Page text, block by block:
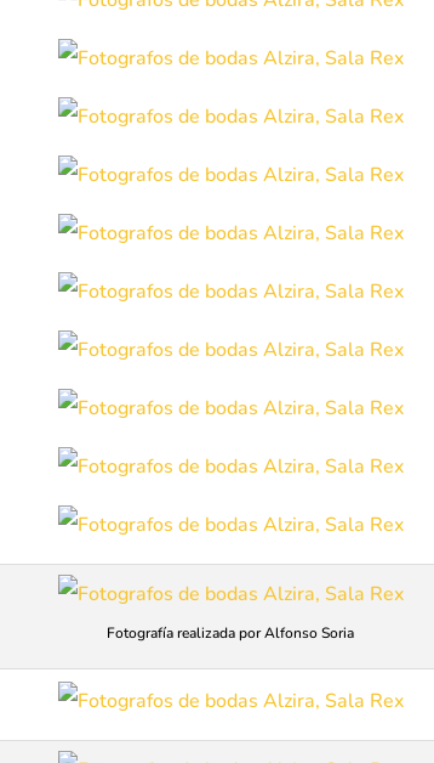
Fotografía realizada por Alfonso Soria